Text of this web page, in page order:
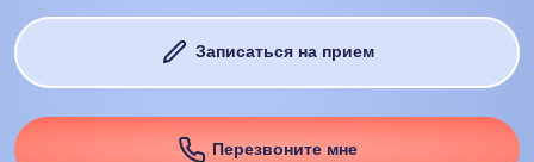
Записаться на прием
Перезвоните мне